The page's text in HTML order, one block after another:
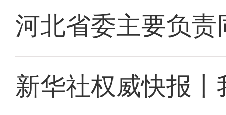
河北省委主要负
新华社权威快报